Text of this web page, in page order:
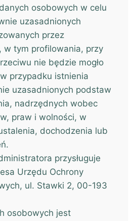
osobowych w celu
uzasadnionych
przez
w tym profilowania, przy
nie będzie mogło
przypadku istnienia
uzasadnionych podstaw
nadrzędnych wobec
praw i wolności, w
dochodzenia lub
przysługuje
Urzędu Ochrony
ul. Stawki 2, 00-193
osobowych jest